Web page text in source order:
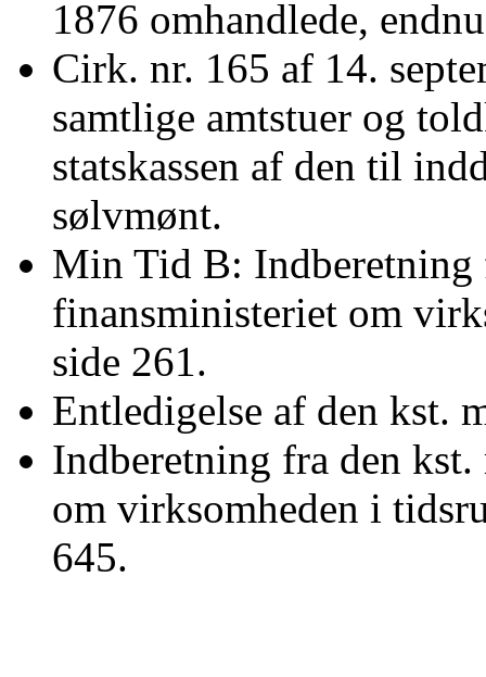
1876 omhandlede,
Cirk. nr. 165 af 14.
samtlige amtstuer og
statskassen af den til
sølvmønt.
Min Tid B:
finansministeriet om
side 261.
Entledigelse af den kst.
Indberetning fra den
om virksomheden i
645.